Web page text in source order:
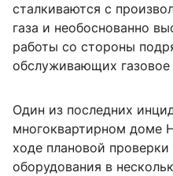
сталкиваются с
газа и необоснованно
работы со стороны
обслуживающих газовое
Один из последних
многоквартирном доме
ходе плановой проверки
оборудования в